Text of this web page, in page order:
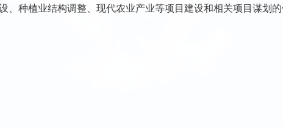
种植业结构调整、现代农业产业等项目建设和相关项目谋划的